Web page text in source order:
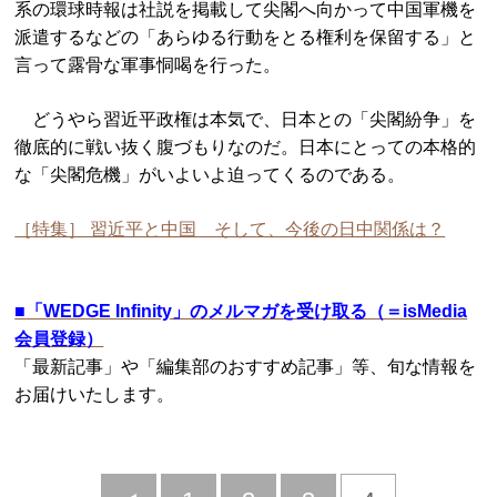
系の環球時報は社説を掲載して尖閣へ向かって中国軍機を
派遣するなどの「あらゆる行動をとる権利を保留する」と
言って露骨な軍事恫喝を行った。
どうやら習近平政権は本気で、日本との「尖閣紛争」を
徹底的に戦い抜く腹づもりなのだ。日本にとっての本格的
な「尖閣危機」がいよいよ迫ってくるのである。
［特集］ 習近平と中国 そして、今後の日中関係は？
■ 「WEDGE Infinity」のメルマガを受け取る（＝isMedia
会員登録）
「最新記事」や「編集部のおすすめ記事」等、旬な情報を
お届けいたします。